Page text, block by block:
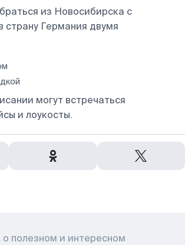
из Новосибирска с
страну Германия двумя
могут встречаться
и лоукосты.
полезном и интересном